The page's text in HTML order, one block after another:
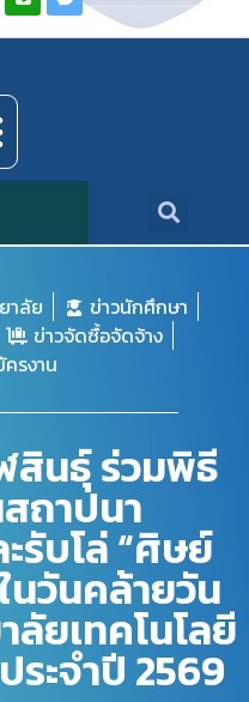
าลัย
ข่าวนักศึกษา
ข่าวจัดซื้อจัดจ้าง
รงาน
สินธุ์ ร่วมพิธี
ถาปนา
รับโล่ “ศิษย์
นวันคล้ายวัน
ยเทคโนโลยี
ะจำปี 2569